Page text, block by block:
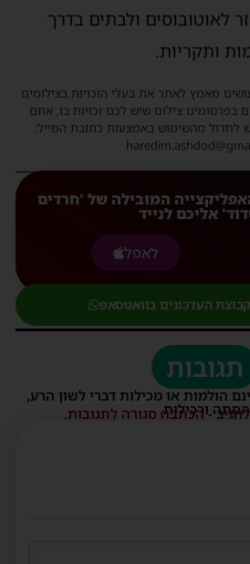
ולבתים בדרך
ותקריות.
מאמץ לאתר את בעלי הזכויות בצילומים
בפרסומינו צילום שיש לכם זכויות בו, אתם
לחדול מהשימוש באמצעות כתובת המייל:
המובילה של 'חרדים
אליכם לנייד
לאפל
העדכונים בוואטסאפ
תגובות
הולמות או מכילות דברי לשון הרע,
הסתה ורכילות.- הכתבה סגורה לתגובות.